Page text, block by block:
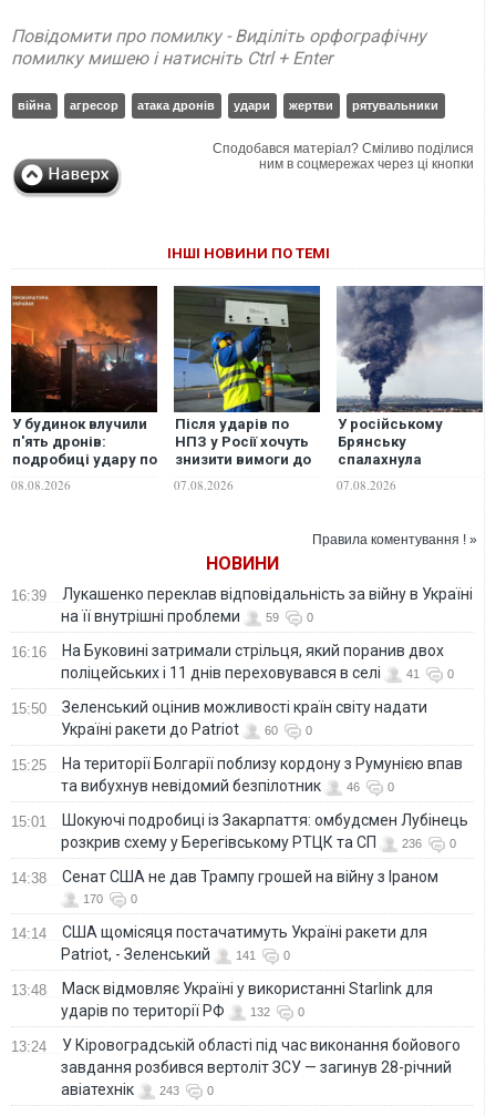
Повідомити про помилку - Виділіть орфографічну
помилку мишею і натисніть Ctrl + Enter
війна агресор атака дронів удари жертви рятувальники
Сподобався матеріал? Сміливо поділися
ним в соцмережах через ці кнопки
ІНШІ НОВИНИ ПО ТЕМІ
У будинок влучили
п'ять дронів:
подробиці удару по
Київській області,
де загинули люди
08.08.2026
Після ударів по
НПЗ у Росії хочуть
знизити вимоги до
якості
авіапального —
07.08.2026
У російському
Брянську
спалахнула
пожежа, горять
склади — ЗМІ
07.08.2026
Правила коментування ! »
НОВИНИ
16:39
Лукашенко переклав відповідальність за війну в Україні
на її внутрішні проблеми
59 0
16:16
На Буковині затримали стрільця, який поранив двох
поліцейських і 11 днів переховувався в селі
41 0
15:50
Зеленський оцінив можливості країн світу надати
Україні ракети до Patriot
60 0
15:25
На території Болгарії поблизу кордону з Румунією впав
та вибухнув невідомий безпілотник
46 0
15:01
Шокуючі подробиці із Закарпаття: омбудсмен Лубінець
розкрив схему у Берегівському РТЦК та СП
236 0
14:38 Сенат США не дав Трампу грошей на війну з Іраном
170 0
14:14
США щомісяця постачатимуть Україні ракети для
Patriot, - Зеленський
141 0
13:48
Маск відмовляє Україні у використанні Starlink для
ударів по території РФ
132 0
13:24
У Кіровоградській області під час виконання бойового
завдання розбився вертоліт ЗСУ — загинув 28-річний
авіатехнік
243 0